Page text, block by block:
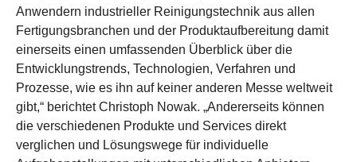
Anwendern industrieller Reinigungstechnik aus allen
Fertigungsbranchen und der Produktaufbereitung damit
einerseits einen umfassenden Überblick über die
Entwicklungstrends, Technologien, Verfahren und
Prozesse, wie es ihn auf keiner anderen Messe weltweit
gibt,“ berichtet Christoph Nowak. „Andererseits können
die verschiedenen Produkte und Services direkt
verglichen und Lösungswege für individuelle